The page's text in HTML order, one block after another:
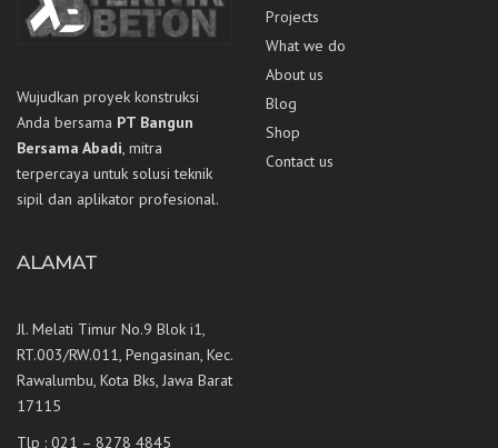
Wujudkan proyek konstruksi
Anda bersama PT Bangun
Bersama Abadi, mitra
terpercaya untuk solusi teknik
sipil dan aplikator profesional.
Projects
What we do
About us
Blog
Shop
Contact us
ALAMAT
Jl. Melati Timur No.9 Blok i1,
RT.003/RW.011, Pengasinan, Kec.
Rawalumbu, Kota Bks, Jawa Barat
17115
Tlp : 021 – 8278 4845